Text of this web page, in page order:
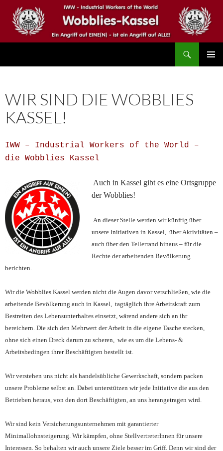
Inhalt
springen
WIR SIND DIE WOBBLIES
KASSEL!
IWW – Industrial Workers of the World –
die Wobblies Kassel
Auch in Kassel gibt es eine Ortsgruppe
der Wobblies!
An dieser Stelle werden wir künftig über
unsere Initiativen in Kassel, über Aktivitäten –
auch über den Tellerrand hinaus – für die
Rechte der arbeitenden Bevölkerung
berichten.
Wir die Wobblies Kassel werden nicht die Augen davor verschließen, wie die
arbeitende Bevölkerung auch in Kassel, tagtäglich ihre Arbeitskraft zum
Bestreiten des Lebensunterhaltes einsetzt, wärend andere sich an ihr
bereichern. Die sich den Mehrwert der Arbeit in die eigene Tasche stecken,
ohne sich einen Dreck darum zu scheren, wie es um die Lebens- &
Arbeitsbedingen ihrer Beschäftigten bestellt ist.
Wir verstehen uns nicht als handelsübliche Gewerkschaft, sondern packen
unsere Probleme selbst an. Dabei unterstützen wir jede Initiative die aus den
Betrieben heraus, von den dort Beschäftigten, an uns herangetragen wird.
Wir sind kein Versicherungsunternehmen mit garantierter
Minimallohnsteigerung. Wir kämpfen, ohne StellvertreterInnen für unsere
Interessen. So behalten wir auch unsere Ziele besser im Griff. Denn wir sind der